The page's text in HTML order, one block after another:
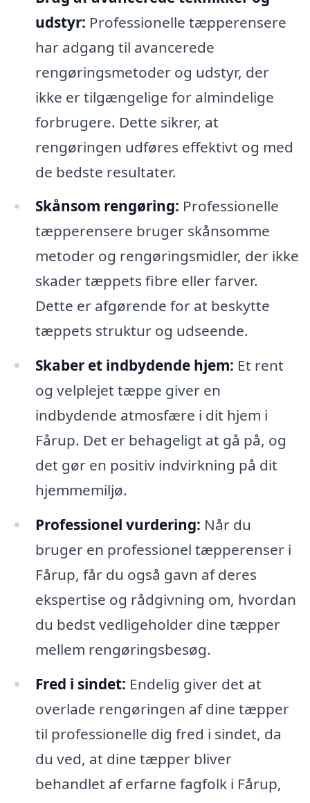
udstyr: Professionelle tæpperensere
har adgang til avancerede
rengøringsmetoder og udstyr, der
ikke er tilgængelige for almindelige
forbrugere. Dette sikrer, at
rengøringen udføres effektivt og med
de bedste resultater.
Skånsom rengøring: Professionelle
tæpperensere bruger skånsomme
metoder og rengøringsmidler, der ikke
skader tæppets fibre eller farver.
Dette er afgørende for at beskytte
tæppets struktur og udseende.
Skaber et indbydende hjem: Et rent
og velplejet tæppe giver en
indbydende atmosfære i dit hjem i
Fårup. Det er behageligt at gå på, og
det gør en positiv indvirkning på dit
hjemmemiljø.
Professionel vurdering: Når du
bruger en professionel tæpperenser i
Fårup, får du også gavn af deres
ekspertise og rådgivning om, hvordan
du bedst vedligeholder dine tæpper
mellem rengøringsbesøg.
Fred i sindet: Endelig giver det at
overlade rengøringen af dine tæpper
til professionelle dig fred i sindet, da
du ved, at dine tæpper bliver
behandlet af erfarne fagfolk i Fårup,